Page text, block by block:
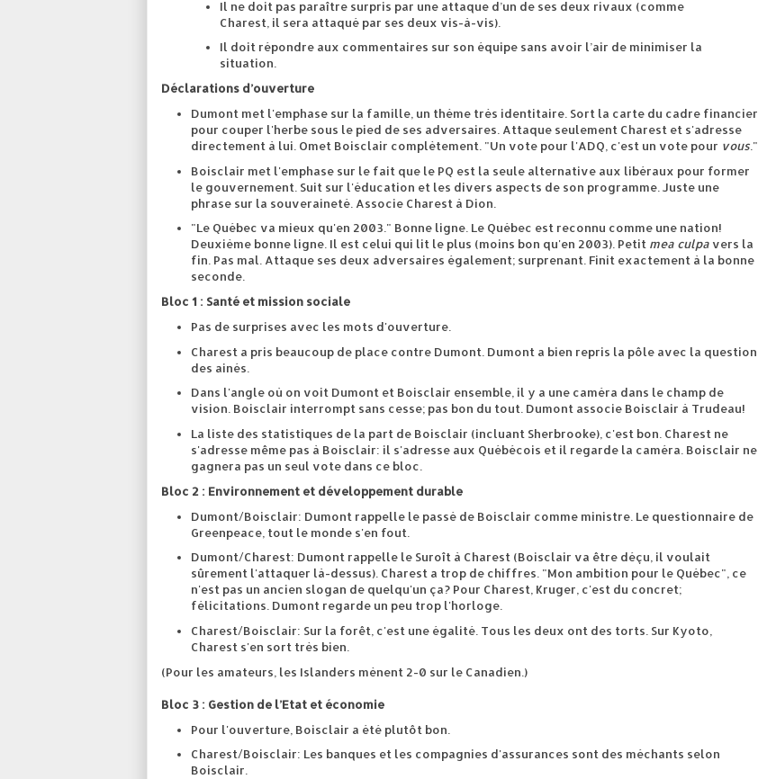
Il ne doit pas paraître surpris par une attaque d’un de ses deux rivaux (comme
Charest, il sera attaqué par ses deux vis-à-vis).
Il doit répondre aux commentaires sur son équipe sans avoir l’air de minimiser la
situation.
Déclarations d’ouverture
Dumont met l'emphase sur la famille, un thème très identitaire. Sort la carte du cadre financier
pour couper l'herbe sous le pied de ses adversaires. Attaque seulement Charest et s'adresse
directement à lui. Omet Boisclair complètement. "Un vote pour l'ADQ, c'est un vote pour vous."
Boisclair met l'emphase sur le fait que le PQ est la seule alternative aux libéraux pour former
le gouvernement. Suit sur l'éducation et les divers aspects de son programme. Juste une
phrase sur la souveraineté. Associe Charest à Dion.
"Le Québec va mieux qu'en 2003." Bonne ligne. Le Québec est reconnu comme une nation!
Deuxième bonne ligne. Il est celui qui lit le plus (moins bon qu'en 2003). Petit mea culpavers la
fin. Pas mal. Attaque ses deux adversaires également; surprenant. Finit exactement à la bonne
seconde.
Bloc 1 : Santé et mission sociale
Pas de surprises avec les mots d'ouverture.
Charest a pris beaucoup de place contre Dumont. Dumont a bien repris la pôle avec la question
des ainés.
Dans l'angle où on voit Dumont et Boisclair ensemble, il y a une caméra dans le champ de
vision. Boisclair interrompt sans cesse; pas bon du tout. Dumont associe Boisclair à Trudeau!
La liste des statistiques de la part de Boisclair (incluant Sherbrooke), c'est bon. Charest ne
s'adresse même pas à Boisclair: il s'adresse aux Québécois et il regarde la caméra. Boisclair ne
gagnera pas un seul vote dans ce bloc.
Bloc 2 : Environnement et développement durable
Dumont/Boisclair: Dumont rappelle le passé de Boisclair comme ministre. Le questionnaire de
Greenpeace, tout le monde s'en fout.
Dumont/Charest: Dumont rappelle le Suroît à Charest (Boisclair va être déçu, il voulait
sûrement l'attaquer là-dessus). Charest a trop de chiffres. "Mon ambition pour le Québec", ce
n'est pas un ancien slogan de quelqu'un ça? Pour Charest, Kruger, c'est du concret;
félicitations. Dumont regarde un peu trop l'horloge.
Charest/Boisclair: Sur la forêt, c'est une égalité. Tous les deux ont des torts. Sur Kyoto,
Charest s'en sort très bien.
(Pour les amateurs, les Islanders mènent 2-0 sur le Canadien.)
Bloc 3 : Gestion de l’Etat et économie
Pour l'ouverture, Boisclair a été plutôt bon.
Charest/Boisclair: Les banques et les compagnies d'assurances sont des méchants selon
Boisclair.